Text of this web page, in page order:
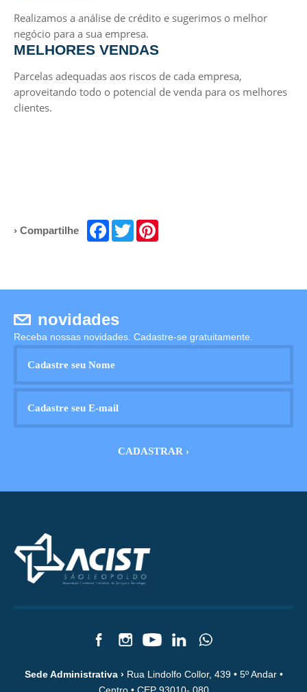
Realizamos a análise de crédito e sugerimos o melhor
negócio para a sua empresa.
MELHORES VENDAS
Parcelas adequadas aos riscos de cada empresa,
aproveitando todo o potencial de venda para os melhores
clientes.
› Compartilhe Facebook
Twitter
novidades
Receba nossas novidades. Cadastre-se gratuitamente.
Sede Administrativa › Rua Lindolfo Collor, 439 • 5º Andar •
Centro • CEP 93010- 080